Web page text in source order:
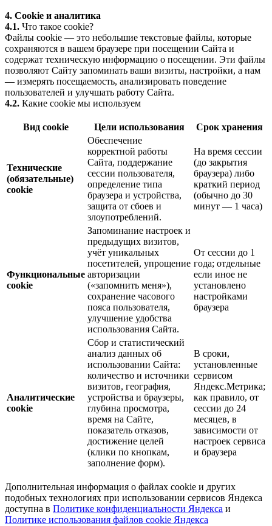
4. Cookie и аналитика
4.1. Что такое cookie?
Файлы cookie — это небольшие текстовые файлы, которые
сохраняются в вашем браузере при посещении Сайта и
содержат техническую информацию о посещении. Эти файлы
позволяют Сайту запоминать ваши визиты, настройки, а нам
— измерять посещаемость, анализировать поведение
пользователей и улучшать работу Сайта.
4.2. Какие cookie мы используем
Вид cookie Цели использования Срок хранения
Технические
(обязательные)
cookie
Обеспечение
корректной работы
Сайта, поддержание
сессии пользователя,
определение типа
браузера и устройства,
защита от сбоев и
злоупотреблений.
На время сессии
(до закрытия
браузера) либо
краткий период
(обычно до 30
минут — 1 часа)
Функциональные
cookie
Запоминание настроек и
предыдущих визитов,
учёт уникальных
посетителей, упрощение
авторизации
(«запомнить меня»),
сохранение часового
пояса пользователя,
улучшение удобства
использования Сайта.
От сессии до 1
года; отдельные
если иное не
установлено
настройками
браузера
Аналитические
cookie
Сбор и статистический
анализ данных об
использовании Сайта:
количество и источники
визитов, география,
устройства и браузеры,
глубина просмотра,
время на Сайте,
показатель отказов,
достижение целей
(клики по кнопкам,
заполнение форм).
В сроки,
установленные
сервисом
Яндекс.Метрика;
как правило, от
сессии до 24
месяцев, в
зависимости от
настроек сервиса
и браузера
Дополнительная информация о файлах cookie и других
подобных технологиях при использовании сервисов Яндекса
доступна в Политике конфиденциальности Яндекса и
Политике использования файлов cookie Яндекса